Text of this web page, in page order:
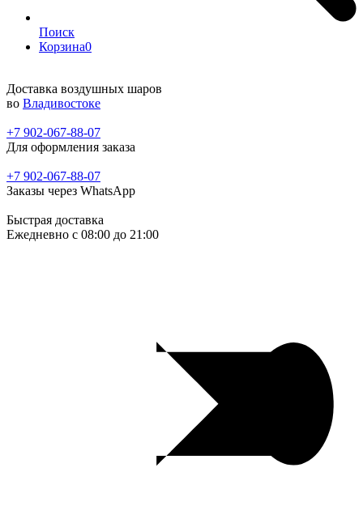
Поиск
Корзина0
Доставка воздушных шаров
во Владивостоке
+7 902-067-88-07
Для оформления заказа
+7 902-067-88-07
Заказы через WhatsApp
Быстрая доставка
Ежедневно c 08:00 до 21:00